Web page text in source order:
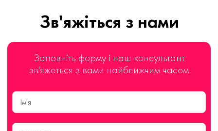
Зв'яжіться з нами
Заповніть форму і наш консультант
зв'яжеться з вами найближчим часом